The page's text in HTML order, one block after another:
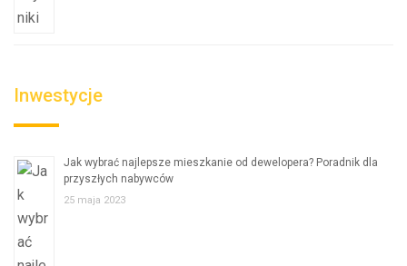
Inwestycje
Jak wybrać najlepsze mieszkanie od dewelopera? Poradnik dla
przyszłych nabywców
25 maja 2023